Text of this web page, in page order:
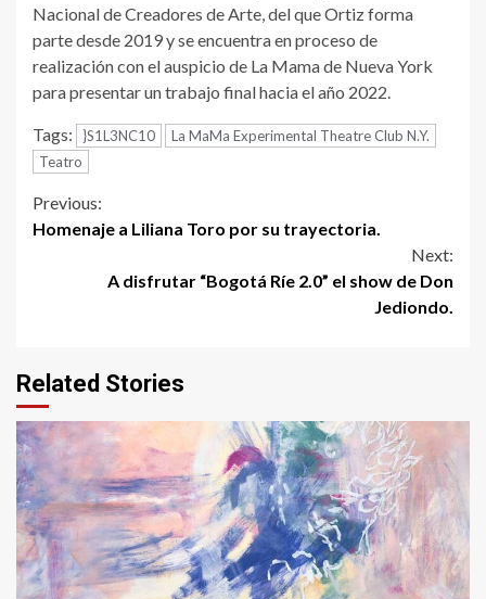
Nacional de Creadores de Arte, del que Ortiz forma
parte desde 2019 y se encuentra en proceso de
realización con el auspicio de La Mama de Nueva York
para presentar un trabajo final hacia el año 2022.
Tags: }S1L3NC10
La MaMa Experimental Theatre Club N.Y.
Teatro
Continue
Previous:
Homenaje a Liliana Toro por su trayectoria.
Next:
A disfrutar “Bogotá Ríe 2.0” el show de Don
Jediondo.
Related Stories